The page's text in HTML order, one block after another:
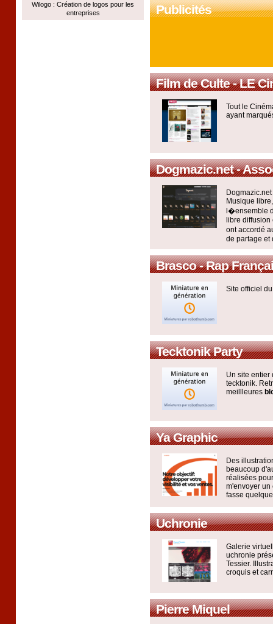
Wilogo : Création de logos pour les
entreprises
Publicités
Film de Culte - LE
Tout le
ayant
Dogmazic.net -
Musique
l�ensemble
libre
ont accordé
de partage et
Brasco - Rap
Site officiel
Tecktonik Party
Un site entier
tecktonik.
meillleures
Ya Graphic
Des
beaucoup
réalisées
m'envoyer un
fasse
Uchronie
Galerie
uchronie
Tessier.
croquis et
Pierre Miquel